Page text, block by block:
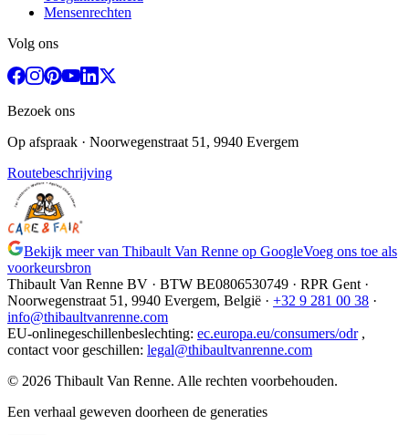
Mensenrechten
Volg ons
Bezoek ons
Op afspraak · Noorwegenstraat 51, 9940 Evergem
Routebeschrijving
Bekijk meer van Thibault Van Renne op GoogleVoeg ons toe als
voorkeursbron
Thibault Van Renne BV · BTW BE0806530749 · RPR Gent ·
Noorwegenstraat 51, 9940 Evergem, België · +32 9 281 00 38 ·
info@thibaultvanrenne.com
EU-onlinegeschillenbeslechting: ec.europa.eu/consumers/odr ,
contact voor geschillen: legal@thibaultvanrenne.com
© 2026 Thibault Van Renne. Alle rechten voorbehouden.
Een verhaal geweven doorheen de generaties